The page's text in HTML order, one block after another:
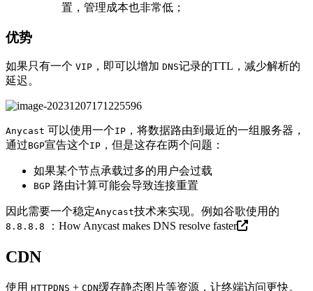
置，管理成本也非常低；
优势
如果只有一个 VIP ，即可以增加 DNS记录的TTL，减少解析的
延迟。
Anycast 可以使用一个IP ，将数据路由到最近的一组服务器，
通过BGP宣告这个IP ，但是这存在两个问题：
如果某个节点承载过多的用户会过载
BGP 路由计算可能会导致连接重置
因此需要一个稳定Anycast技术来实现。例如谷歌使用的
8.8.8.8 ： How Anycast makes DNS resolve faster
CDN
使用 HTTPDNS + CDN缓存静态图片等资源，让终端访问更快。